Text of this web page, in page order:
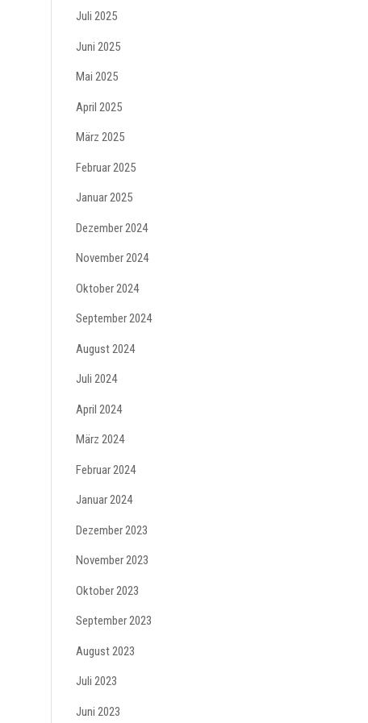
Juli 2025
Juni 2025
Mai 2025
April 2025
März 2025
Februar 2025
Januar 2025
Dezember 2024
November 2024
Oktober 2024
September 2024
August 2024
Juli 2024
April 2024
März 2024
Februar 2024
Januar 2024
Dezember 2023
November 2023
Oktober 2023
September 2023
August 2023
Juli 2023
Juni 2023